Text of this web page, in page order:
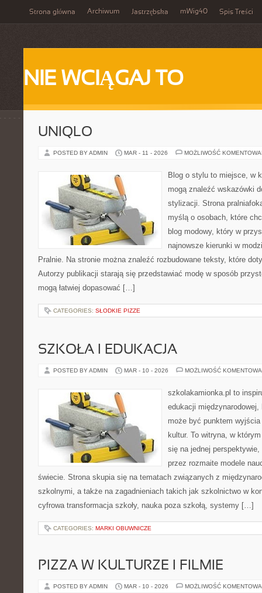
Strona główna Archiwum Jastrzębska mWig40 Spis Treści
NIE WCIĄGAJ TO
UNIQLO
POSTED BY ADMIN MAR - 11 - 2026 MOŻLIWOŚĆ
Blog o stylu to miejsce, w
mogą znaleźć wskazówki
stylizacji. Strona
myślą o osobach, które
blog modowy, który w
najnowsze kierunki w
Pralnie. Na stronie można znaleźć rozbudowane teksty, które
Autorzy publikacji starają się przedstawiać modę w sposób
mogą łatwiej dopasować […]
CATEGORIES: SŁODKIE PIZZE
SZKOŁA I EDUKACJA
POSTED BY ADMIN MAR - 10 - 2026 MOŻLIWOŚĆ
szkolakamionka.pl to
edukacji
może być punktem
kultur. To witryna, w
się na jednej
przez rozmaite modele
świecie. Strona skupia się na tematach związanych z
szkolnymi, a także na zagadnieniach takich jak szkolnictwo w
cyfrowa transformacja szkoły, nauka poza szkołą, systemy […]
CATEGORIES: MARKI OBUWNICZE
PIZZA W KULTURZE I FILMIE
POSTED BY ADMIN MAR - 10 - 2026 MOŻLIWOŚĆ